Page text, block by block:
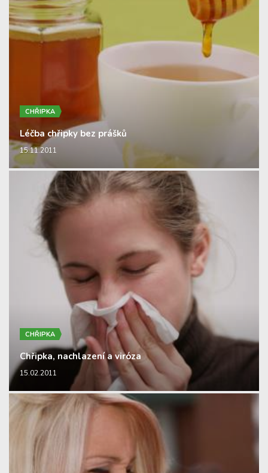
CHŘIPKA
Léčba chřipky bez prášků
15.11.2011
CHŘIPKA
Chřipka, nachlazení a viróza
15.02.2011